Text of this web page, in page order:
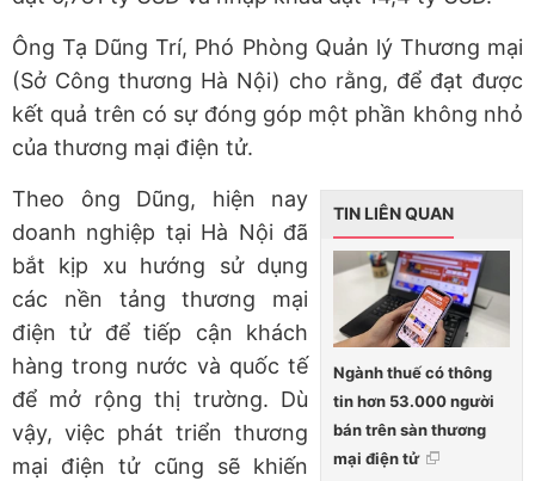
Ông Tạ Dũng Trí, Phó Phòng Quản lý Thương mại
(Sở Công thương Hà Nội) cho rằng, để đạt được
kết quả trên có sự đóng góp một phần không nhỏ
của thương mại điện tử.
TIN LIÊN QUAN
Ngành thuế có thông
tin hơn 53.000 người
bán trên sàn thương
mại điện tử
Theo ông Dũng, hiện nay
doanh nghiệp tại Hà Nội đã
bắt kịp xu hướng sử dụng
các nền tảng thương mại
điện tử để tiếp cận khách
hàng trong nước và quốc tế
để mở rộng thị trường. Dù
vậy, việc phát triển thương
mại điện tử cũng sẽ khiến